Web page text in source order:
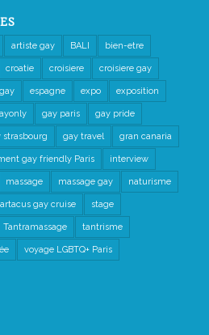
artiste gay BALI bien-etre
croatie croisiere croisiere gay
espagne expo exposition
gay paris gay pride
strasbourg gay travel gran canaria
gay friendly Paris interview
massage massage gay naturisme
gay cruise stage
Tantramassage tantrisme
voyage LGBTQ+ Paris